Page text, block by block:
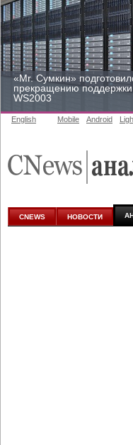
«Mr. Сумкин»
прекращению поддержки
WS2003
к аналитике
English Mobile Android
CNEWS НОВОСТИ